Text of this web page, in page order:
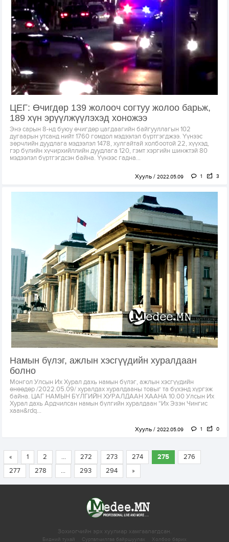
ЦЕГ: Өчигдөр 139 жолооч согтуу жолоо барьж,
189 хүн эрүүлжүүлэхэд хоножээ
Энэ сарын 8-нд буюу өчигдөр цагдаагийн байгууллагын 102
дугаарын утсанд нийт 1760 гомдол мэдээлэл бүртгэгджээ. Үүнээс
зөрчлийн дуудлага мэдээлэл 1478, хулгайтай холбоотой 22, хүүхэд,
гэр бүлийн хүчирхийллийн дуудлага 120, гэмт хэргийн шинжтэй 80
мэдээлэл бүртгэгдсэн байна. Үүнээс гадна...
Хууль 2022.05.09 1 3
Намын бүлэг, ажлын хэсгүүдийн хуралдаан
болно
Монгол Улсын Их Хурал дахь намын бүлэг, ажлын хэсгүүдийн
өнөөдөр /2022.05.09/ хуралдах хуралдааны товыг та бүхэнд хүргэж
байна. ЦАГ НАМЫН БҮЛГИЙН ХУРАЛДААН ХААНА 10.00 Улсын Их
Хурал дахь Ардчилсан намын бүлгийн хуралдаан “Их Эзэн Чингис
хаан&rdq...
Хууль 2022.05.09 1 0
« 1 2 ... 272 273 274 275
276
277
278 ... 293 294 »
Зохиогчийн эрх хуулиар хамгаалагдсан.
Бидний тухай Сурталчилгаа байршуулах Холбоо барих